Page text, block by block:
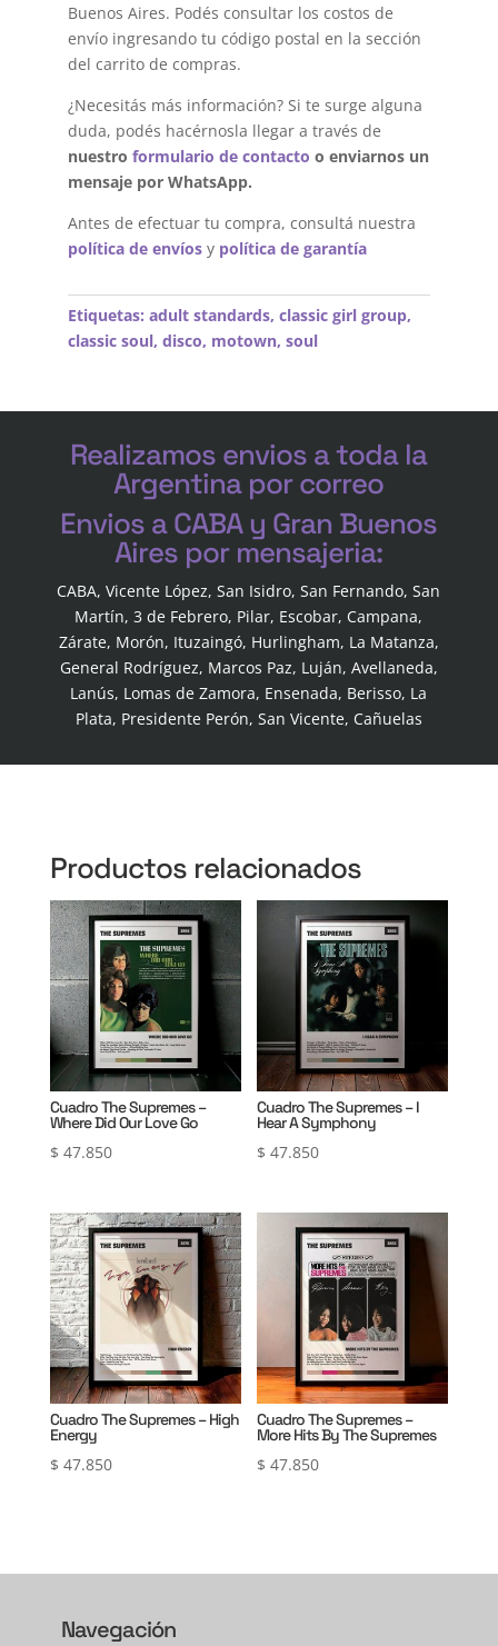
Buenos Aires. Podés consultar los costos de
envío ingresando tu código postal en la sección
del carrito de compras.
¿Necesitás más información? Si te surge alguna
duda, podés hacérnosla llegar a través de
nuestro formulario de contacto o enviarnos un
mensaje por WhatsApp.
Antes de efectuar tu compra, consultá nuestra
política de envíosy política de garantía
Etiquetas: adult standards, classic girl group,
classic soul, disco, motown, soul
Realizamos envios a toda la
Argentina por correo
Envios a CABA y Gran Buenos
Aires por mensajeria:
CABA, Vicente López, San Isidro, San Fernando, San
Martín, 3 de Febrero, Pilar, Escobar, Campana,
Zárate, Morón, Ituzaingó, Hurlingham, La Matanza,
General Rodríguez, Marcos Paz, Luján, Avellaneda,
Lanús, Lomas de Zamora, Ensenada, Berisso, La
Plata, Presidente Perón, San Vicente, Cañuelas
Productos relacionados
Cuadro The Supremes –
Where Did Our Love Go
$ 47.850
Cuadro The Supremes – I
Hear A Symphony
$ 47.850
Cuadro The Supremes – High
Energy
$ 47.850
Cuadro The Supremes –
More Hits By The Supremes
$ 47.850
Navegación